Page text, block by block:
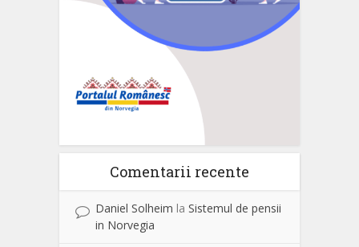
Comentarii recente
Daniel Solheim la Sistemul de pensii
in Norvegia